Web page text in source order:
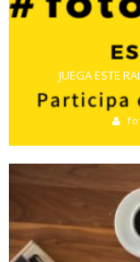
JUEGA ESTE